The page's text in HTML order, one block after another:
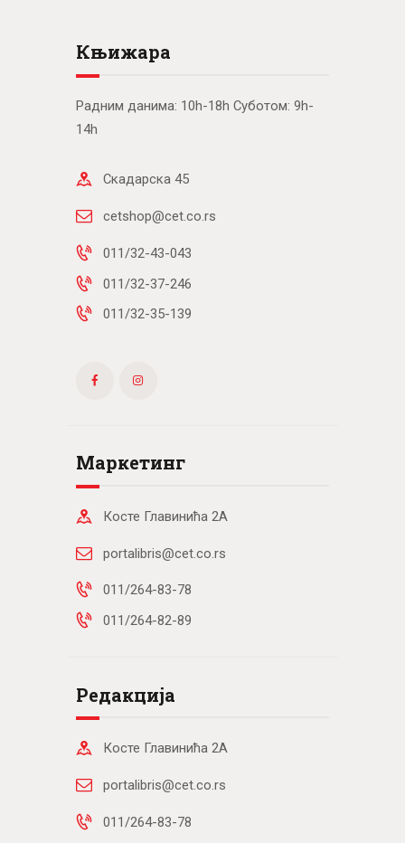
Књижара
Радним данима: 10h-18h Суботом: 9h-
14h
Скадарска 45
cetshop@cet.co.rs
011/32-43-043
011/32-37-246
011/32-35-139
Маркетинг
Косте Главинића 2А
portalibris@cet.co.rs
011/264-83-78
011/264-82-89
Редакција
Косте Главинића 2А
portalibris@cet.co.rs
011/264-83-78